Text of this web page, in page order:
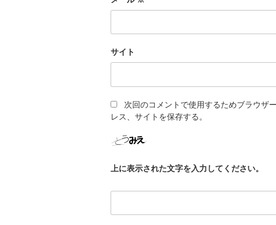
サイト
次回のコメントで使用するためブラウザ
レス、サイトを保存する。
上に表示された文字を入力してください。